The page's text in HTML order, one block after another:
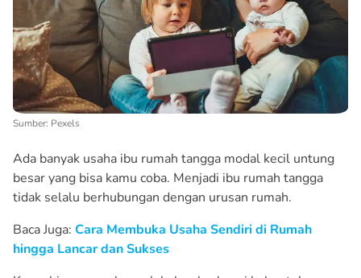
Sumber: Pexels
Ada banyak usaha ibu rumah tangga modal kecil untung
besar yang bisa kamu coba. Menjadi ibu rumah tangga
tidak selalu berhubungan dengan urusan rumah.
Baca Juga: Cara Membuka Usaha Sendiri di Rumah
hingga Lancar dan Sukses